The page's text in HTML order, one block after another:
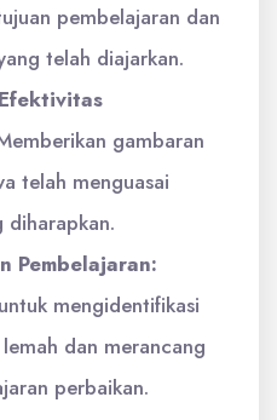
pembelajaran dan
telah diajarkan.
gambaran
telah menguasai
diharapkan.
Pembelajaran:
mengidentifikasi
dan merancang
perbaikan.